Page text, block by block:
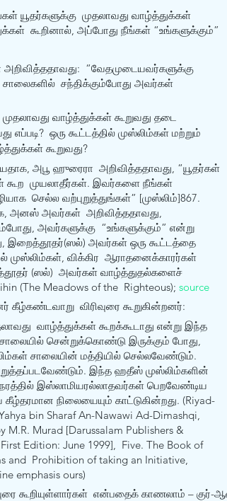
யூதர்களுக்கு  முதலாவது வாழ்த்துக்கள்
கூறினால், அப்போது நீங்கள் “உங்களுக்கும்”
“வேதமுடையவர்களுக்கு
சந்திக்கும்போது அவர்கள்
வாழ்த்துக்கள் கூறுவது தடை
எப்படி?  ஒரு கூட்டத்தில் முஸ்லிம்கள் மற்றும்
கூறுவது?
அபூ ஹுரைரா  அறிவித்ததாவது, “யூதர்கள்
கூற  முயலாதீர்கள். இவர்களை நீங்கள்
செல்ல வற்புறுத்துங்கள்” [முஸ்லிம்]867.
அனஸ் அவர்கள்  அறிவித்ததாவது,
அவர்களுக்கு  “உங்களுக்கும்” என்று
இறைத்தூதர்(ஸல்) அவர்கள் ஒரு கூட்டத்தை
முஸ்லிம்கள், விக்கிர  ஆராதனைக்காரர்கள்
(ஸல்)  அவர்கள் வாழ்த்துதல்களைச்
(The Meadows of the  Righteous); source
கீழ்கண்டவாறு  விரிவுரை கூறுகின்றனர்:
வாழ்த்துக்கள் கூறக்கூடாது என்று இந்த
சென்றுக்கொண்டு இருக்கும் போது,
சாலையின் மத்தியில் செல்லவேண்டும்.
இந்த ஹதீஸ் முஸ்லிம்களின்
இஸ்லாமியரல்லாதவர்கள் பெறவேண்டிய
நிலையையும் காட்டுகின்றது. (Riyad-
bin Sharaf An-Nawawi Ad-Dimashqi,
M.R. Murad [Darussalam Publishers &
Edition: June 1999],  Five. The Book of
and  Prohibition of taking an Initiative,
emphasis ours)
கூறியுள்ளார்கள்  என்பதைக் காணலாம் – குர்-